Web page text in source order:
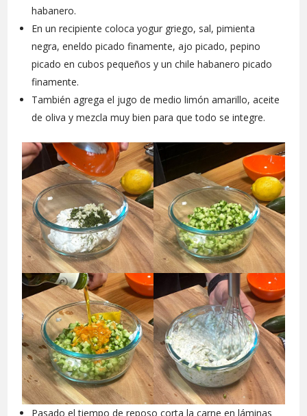
habanero.
En un recipiente coloca yogur griego, sal, pimienta
negra, eneldo picado finamente, ajo picado, pepino
picado en cubos pequeños y un chile habanero picado
finamente.
También agrega el jugo de medio limón amarillo, aceite
de oliva y mezcla muy bien para que todo se integre.
Pasado el tiempo de reposo corta la carne en láminas